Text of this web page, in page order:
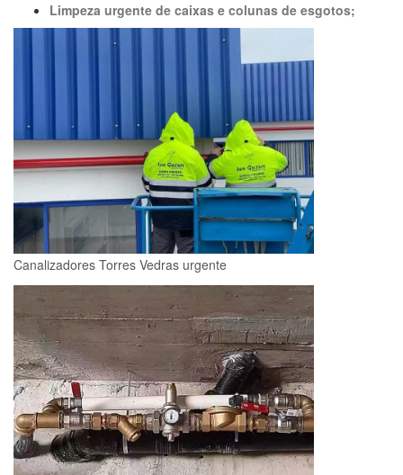
Limpeza urgente de caixas e colunas de esgotos;
Canalizadores Torres Vedras urgente